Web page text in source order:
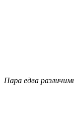
Пара едва